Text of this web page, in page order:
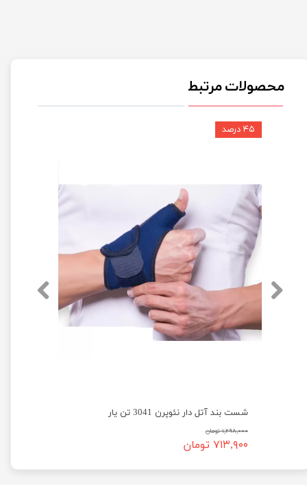
محصولات مرتبط
شست بند آتل دار نئوپرن 3041 تن یار
۱,۲۹۸,۰۰۰ تومان
۷۱۳,۹۰۰ تومان
۴۵ درصد